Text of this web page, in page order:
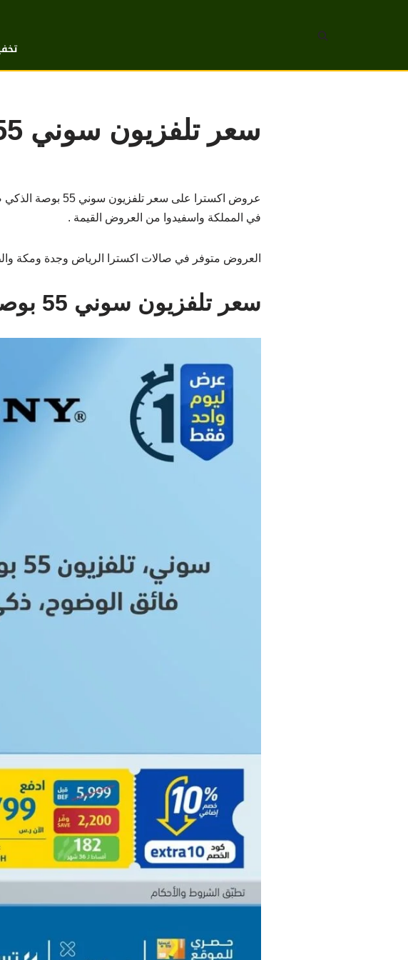
سعر تلفزيون سوني 55 بوصة في السعودية
عروض اكسترا على
في المملكة واسفيدوا من العروض القيمة .
العروض متوفر في صالات اكسترا الرياض وجدة ومكة
سعر تلفزيون سوني 55 بوصة في السعودية